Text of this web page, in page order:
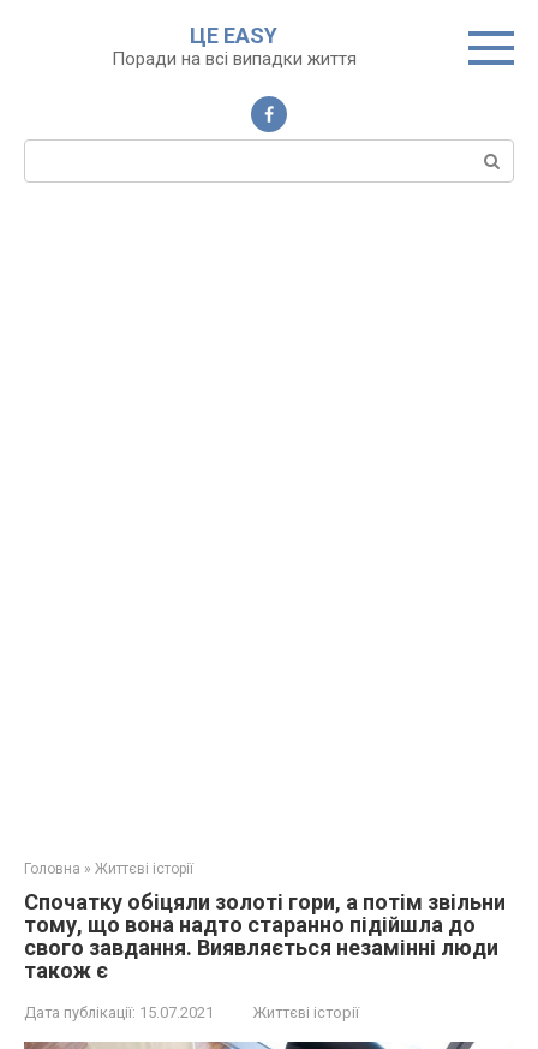
ЦЕ EASY
Поради на всі випадки життя
Пошук:
Головна » Життєві історії
Спочатку обіцяли золоті гори, а потім звільни
тому, що вона надто старанно підійшла до
свого завдання. Виявляється незамінні люди
також є
Дата публікації: 15.07.2021 Життєві історії